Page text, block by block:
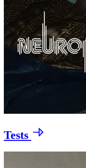
Tests